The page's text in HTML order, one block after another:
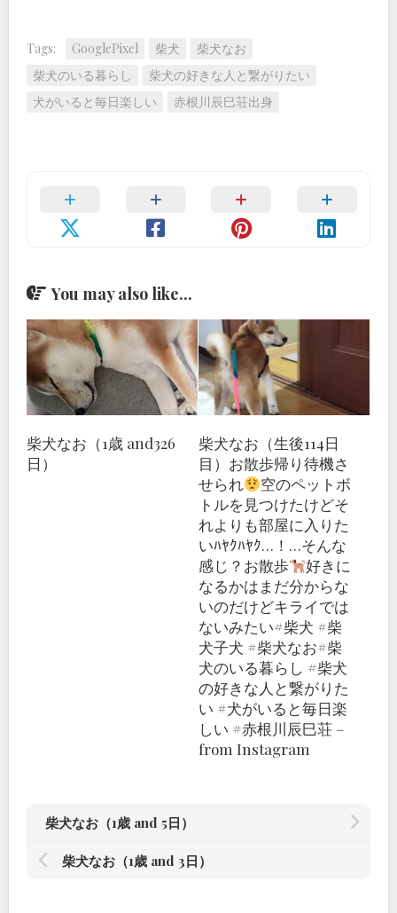
Tags: GooglePixel 柴犬
柴犬なお
柴犬のいる暮らし
柴犬の好きな人と繋がりたい
犬がいると毎日楽しい
赤根川辰巳荘出身
You may also like...
柴犬なお（1歳 and326
日）
柴犬なお（生後114日
目）お散歩帰り待機さ
せられ
空のペットボ
トルを見つけたけどそ
れよりも部屋に入りた
いﾊﾔｸﾊﾔｸ…！…そんな
感じ？ お散歩
好きに
なるかはまだ分からな
いのだけどキライでは
ないみたい#柴犬 #柴
犬子犬 #柴犬なお#柴
犬のいる暮らし #柴犬
の好きな人と繋がりた
い #犬がいると毎日楽
しい #赤根川辰巳荘 –
from Instagram
柴犬なお（1歳 and 5日）
柴犬なお（1歳 and 3日）